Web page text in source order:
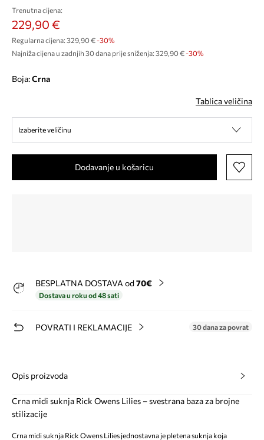
Trenutna cijena:
229,90 €
Regularna cijena: 329,90 €-30%
Najniža cijena u zadnjih 30 dana prije sniženja: 329,90 € -30%
Boja: crna
Tablica veličina
Izaberite veličinu
Dodavanje u košaricu
BESPLATNA DOSTAVA od 70€
Dostava u roku od 48 sati
POVRATI I REKLAMACIJE 30 dana za povrat
Opis proizvoda
Crna midi suknja Rick Owens Lilies – svestrana baza za brojne
stilizacije
Crna midi suknja Rick Owens Lilies jednostavna je pletena suknja koja